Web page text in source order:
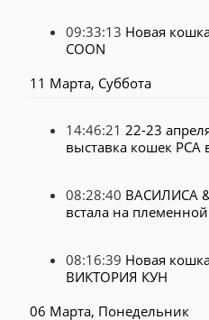
09:33:13 Новая
COON
11 Марта, Суббота
14:46:21 22-23
выставка кошек
08:28:40 ВАСИЛИСА
встала на
08:16:39 Новая
ВИКТОРИЯ КУН
06 Марта, Понедельник